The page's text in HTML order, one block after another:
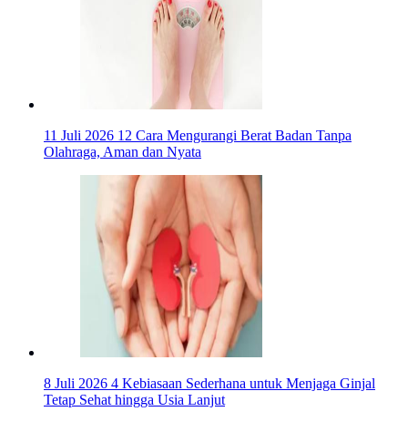
11 Juli 2026 12 Cara Mengurangi Berat Badan Tanpa
Olahraga, Aman dan Nyata
8 Juli 2026 4 Kebiasaan Sederhana untuk Menjaga Ginjal
Tetap Sehat hingga Usia Lanjut